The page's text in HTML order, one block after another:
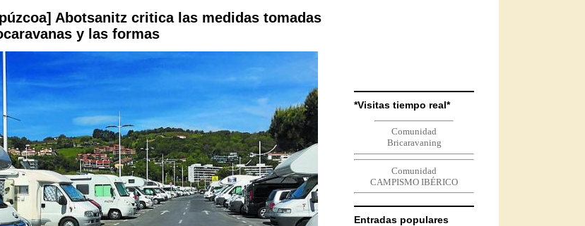
Abotsanitz critica las medidas tomadas
y las formas
*Visitas tiempo real*
Comunidad
Bricaravaning
Comunidad
CAMPISMO IBÉRICO
Entradas populares